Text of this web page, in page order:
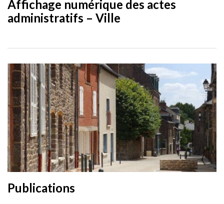
Affichage numérique des actes
administratifs – Ville
Publications